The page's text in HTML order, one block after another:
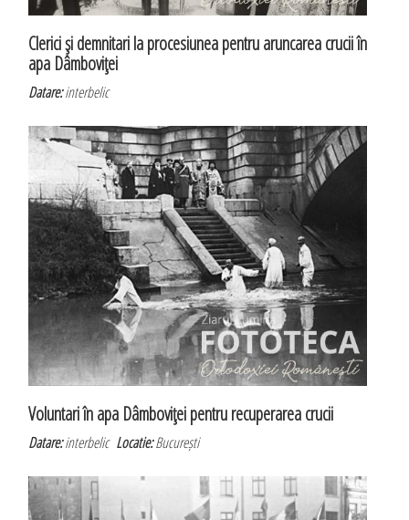
Clerici şi demnitari la procesiunea pentru aruncarea crucii în
apa Dâmboviţei
Datare:interbelic
Voluntari în apa Dâmboviţei pentru recuperarea crucii
Datare:interbelicLocatie:București